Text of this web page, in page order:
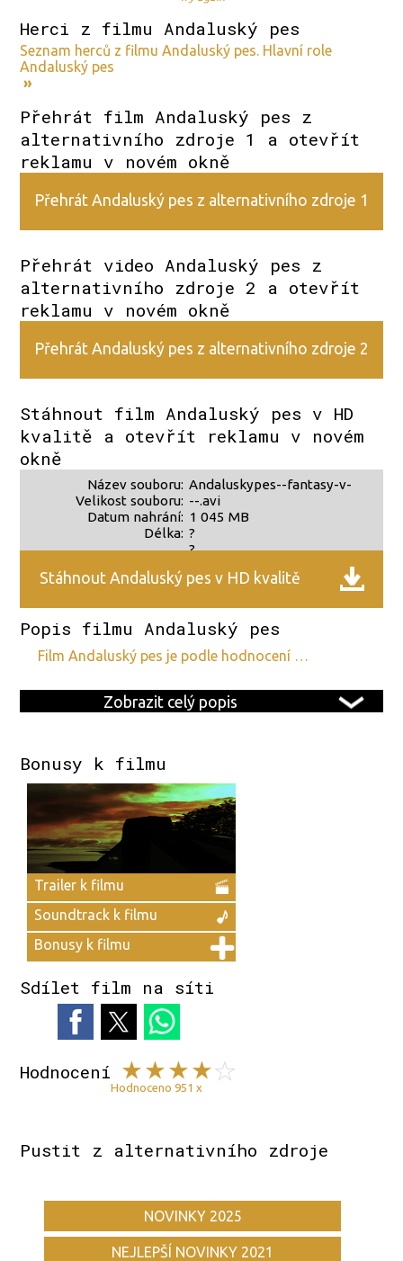
Herci z filmu Andaluský pes
Seznam herců z filmu Andaluský pes. Hlavní role
Andaluský pes
»
Přehrát film Andaluský pes z
alternativního zdroje 1 a otevřít
reklamu v novém okně
Přehrát Andaluský pes z alternativního zdroje 1
Přehrát video Andaluský pes z
alternativního zdroje 2 a otevřít
reklamu v novém okně
Přehrát Andaluský pes z alternativního zdroje 2
Stáhnout film Andaluský pes v HD
kvalitě a otevřít reklamu v novém
okně
Název souboru:
Velikost souboru:
Datum nahrání:
Délka:
Andaluskypes--fantasy-v-
--.avi
1 045 MB
?
?
Stáhnout Andaluský pes v HD kvalitě
Popis filmu Andaluský pes
film Andaluský pes je podle hodnocení …
Zobrazit celý popis
Bonusy k filmu
Trailer k filmu
Soundtrack k filmu
Bonusy k filmu
Sdílet film na síti
Hodnocení
Hodnoceno 951 x
Pustit z alternativního zdroje
NOVINKY 2025
NEJLEPŠÍ NOVINKY 2021